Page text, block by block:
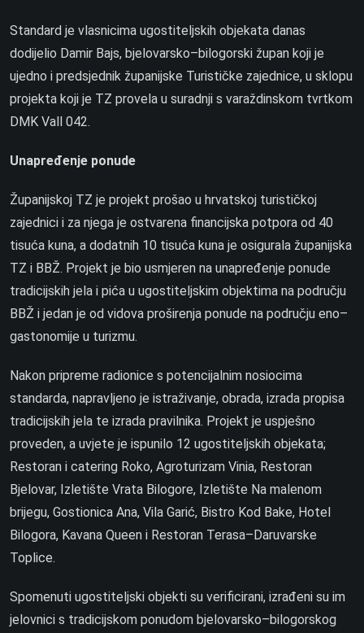
Standard je vlasnicima ugostiteljskih objekata danas
dodijelio Damir Bajs, bjelovarsko–bilogorski župan koji je
ujedno i predsjednik županijske Turističke zajednice, u sklopu
projekta koji je TZ provela u suradnji s varaždinskom tvrtkom
DMK Vall 042.
Unapređenje ponude
Županijskoj TZ je projekt prošao u hrvatskoj turističkoj
zajednici i za njega je ostvarena financijska potpora od 40
tisuća kuna, a dodatnih 10 tisuća kuna je osigurala županijska
TZ i BBŽ. Projekt je bio usmjeren na unapređenje ponude
tradicijskih jela i pića u ugostiteljskim objektima na području
BBŽ i jedan je od vidova proširenja ponude na području eno–
gastonomije u turizmu.
Nakon pripreme radionice s potencijalnim nosiocima
standarda, napravljeno je istraživanje, obrada, izrada propisa
tradicijskih jela te izrada pravilnika. Projekt je uspješno
proveden, a uvjete je ispunilo 12 ugostiteljskih objekata;
Restoran i catering Roko, Agroturizam Vinia, Restoran
Bjelovar, Izletište Vrata Bilogore, Izletište Na malenom
brijegu, Gostionica Ana, Vila Garić, Bistro Kod Bake, Hotel
Bilogora, Kavana Queen i Restoran Terasa–Daruvarske
Toplice.
Spomenuti ugostiteljski objekti su verificirani, izrađeni su im
jelovnici s tradicijskom ponudom bjelovarsko–bilogorskog